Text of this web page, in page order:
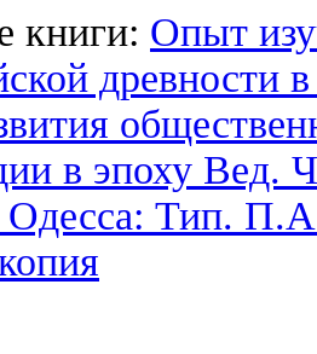
книги: Опыт
древности
в эпоху Вед.
Тип.